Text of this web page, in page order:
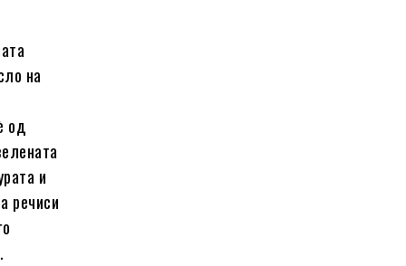
на
од
и
речиси